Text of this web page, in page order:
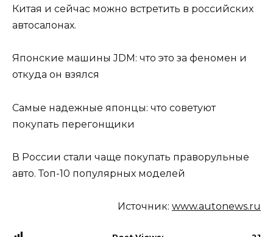
Китая и сейчас можно встретить в российских
автосалонах.
Японские машины JDM: что это за феномен и
откуда он взялся
Самые надежные японцы: что советуют
покупать перегонщики
В России стали чаще покупать праворульные
авто. Топ-10 популярных моделей
Источник: www.autonews.ru